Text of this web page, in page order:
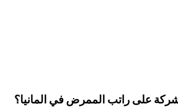
على راتب الممرض في المانيا؟